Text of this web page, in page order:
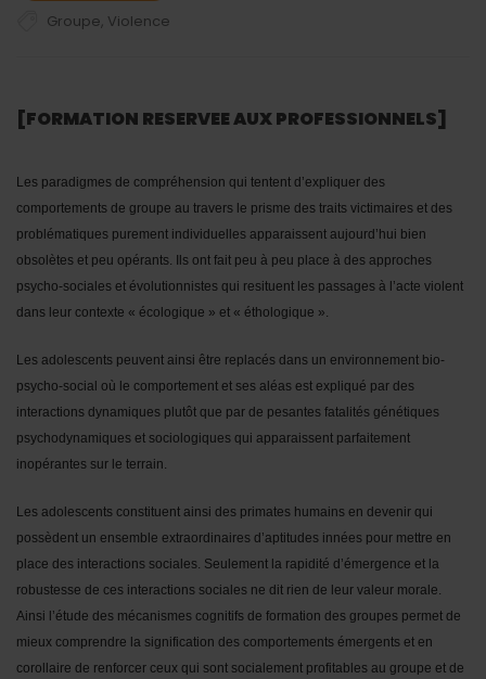
Groupe, Violence
[FORMATION RESERVEE AUX PROFESSIONNELS]
Les paradigmes de compréhension qui tentent d’expliquer des
comportements de groupe au travers le prisme des traits victimaires et des
problématiques purement individuelles apparaissent aujourd’hui bien
obsolètes et peu opérants. Ils ont fait peu à peu place à des approches
psycho-sociales et évolutionnistes qui resituent les passages à l’acte violent
dans leur contexte « écologique » et « éthologique ».
Les adolescents peuvent ainsi être replacés dans un environnement bio-
psycho-social où le comportement et ses aléas est expliqué par des
interactions dynamiques plutôt que par de pesantes fatalités génétiques
psychodynamiques et sociologiques qui apparaissent parfaitement
inopérantes sur le terrain.
Les adolescents constituent ainsi des primates humains en devenir qui
possèdent un ensemble extraordinaires d’aptitudes innées pour mettre en
place des interactions sociales. Seulement la rapidité d’émergence et la
robustesse de ces interactions sociales ne dit rien de leur valeur morale.
Ainsi l’étude des mécanismes cognitifs de formation des groupes permet de
mieux comprendre la signification des comportements émergents et en
corollaire de renforcer ceux qui sont socialement profitables au groupe et de